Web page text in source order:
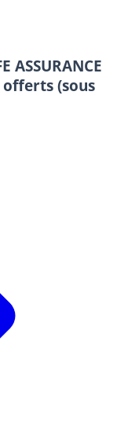
ASSURANCE
offerts (sous